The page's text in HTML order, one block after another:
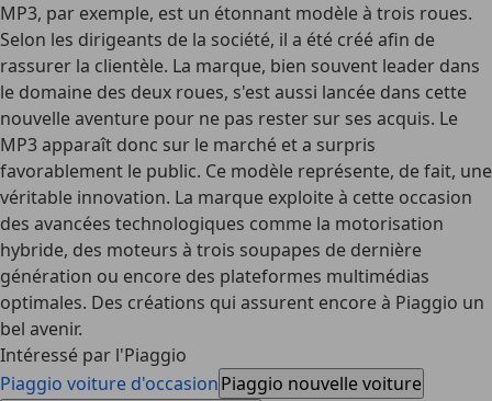
MP3, par exemple, est un étonnant modèle à trois roues.
Selon les dirigeants de la société, il a été créé afin de
rassurer la clientèle. La marque, bien souvent leader dans
le domaine des deux roues, s'est aussi lancée dans cette
nouvelle aventure pour ne pas rester sur ses acquis. Le
MP3 apparaît donc sur le marché et a surpris
favorablement le public. Ce modèle représente, de fait, une
véritable innovation. La marque exploite à cette occasion
des avancées technologiques comme la motorisation
hybride, des moteurs à trois soupapes de dernière
génération ou encore des plateformes multimédias
optimales. Des créations qui assurent encore à Piaggio un
bel avenir.
Intéressé par l'Piaggio
Piaggio voiture d'occasionPiaggio nouvelle voiture